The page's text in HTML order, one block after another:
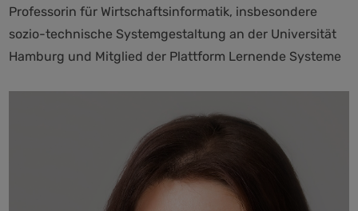
Professorin für Wirtschaftsinformatik, insbesondere
sozio-technische Systemgestaltung an der Universität
Hamburg und Mitglied der Plattform Lernende Systeme